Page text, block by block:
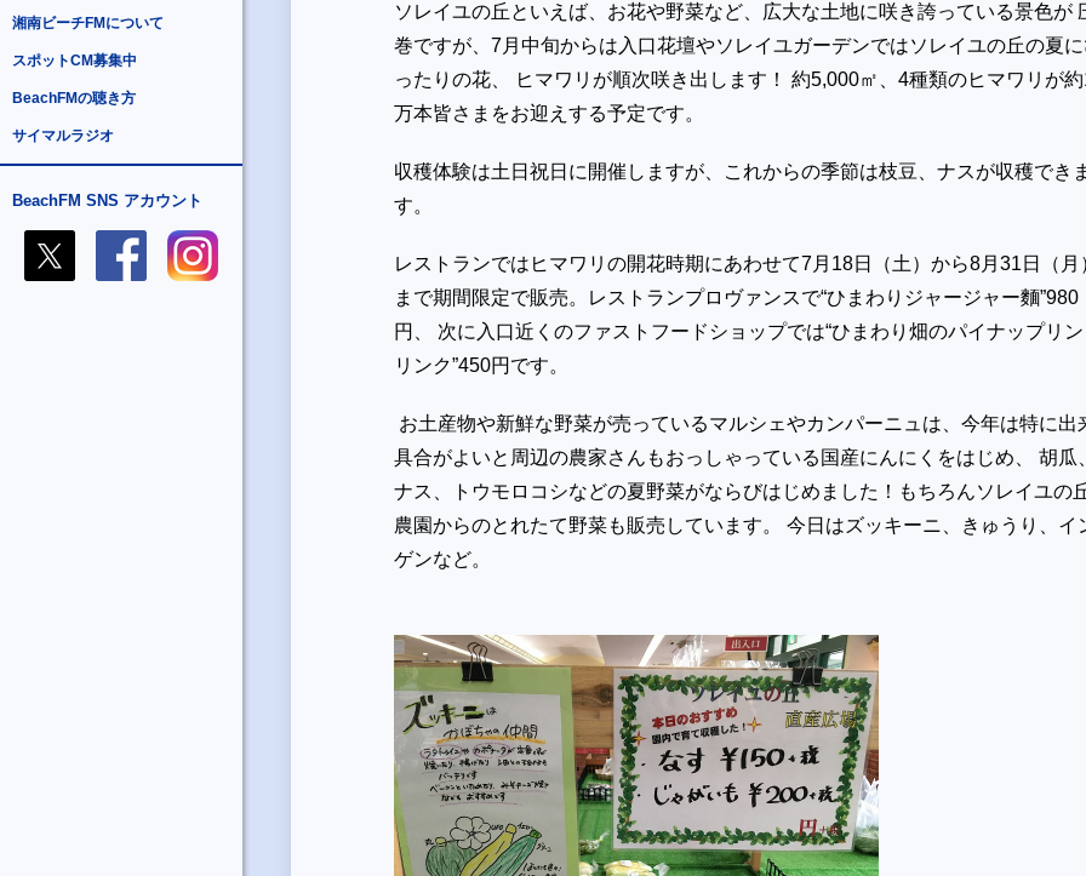
湘南ビーチFMについて
スポットCM募集中
BeachFMの聴き方
サイマルラジオ
BeachFM SNS アカウント
ソレイユの丘といえば、お花や野菜など、広大な土地に咲き誇っている景色が
巻ですが、7月中旬からは入口花壇やソレイユガーデンではソレイユの丘の夏
ったりの花、 ヒマワリが順次咲き出します！ 約5,000㎡、4種類のヒマワリが
万本皆さまをお迎えする予定です。
収穫体験は土日祝日に開催しますが、これからの季節は枝豆、ナスが収穫でき
す。
レストランではヒマワリの開花時期にあわせて7月18日（土）から8月31日（月
まで期間限定で販売。レストランプロヴァンスで“ひまわりジャージャー麵”980
円、 次に入口近くのファストフードショップでは“ひまわり畑のパイナップリ
リンク”450円です。
お土産物や新鮮な野菜が売っているマルシェやカンパーニュは、今年は特に出
具合がよいと周辺の農家さんもおっしゃっている国産にんにくをはじめ、 胡瓜
ナス、トウモロコシなどの夏野菜がならびはじめました！もちろんソレイユの
農園からのとれたて野菜も販売しています。 今日はズッキーニ、きゅうり、イ
ゲンなど。